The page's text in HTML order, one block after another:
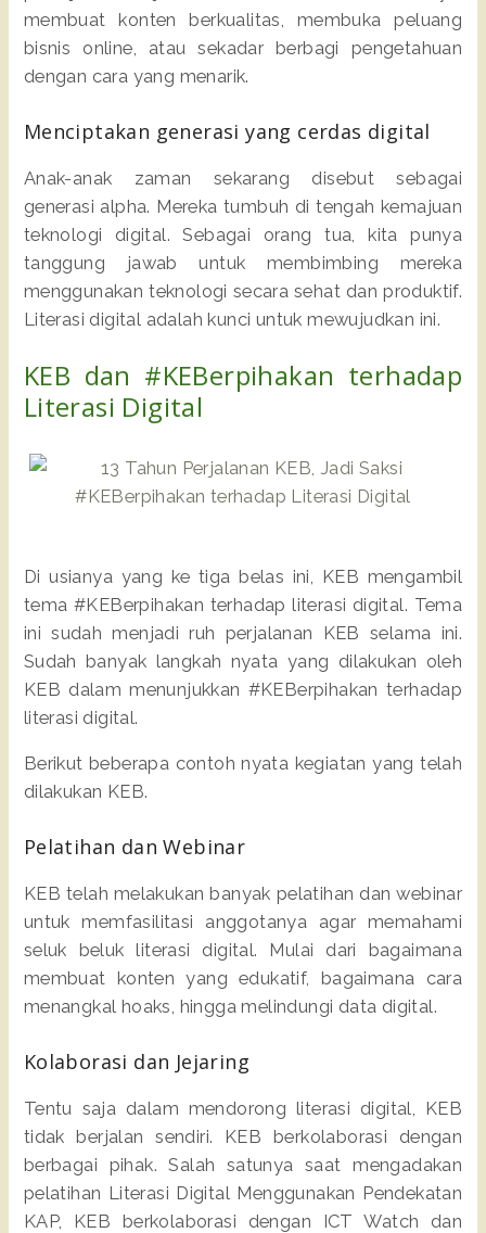
membuat konten berkualitas, membuka peluang
bisnis online, atau sekadar berbagi pengetahuan
dengan cara yang menarik.
Menciptakan generasi yang cerdas digital
Anak-anak zaman sekarang disebut sebagai
generasi alpha. Mereka tumbuh di tengah kemajuan
teknologi digital. Sebagai orang tua, kita punya
tanggung jawab untuk membimbing mereka
menggunakan teknologi secara sehat dan produktif.
Literasi digital adalah kunci untuk mewujudkan ini.
KEB dan #KEBerpihakan terhadap
Literasi Digital
Di usianya yang ke tiga belas ini, KEB mengambil
tema #KEBerpihakan terhadap literasi digital. Tema
ini sudah menjadi ruh perjalanan KEB selama ini.
Sudah banyak langkah nyata yang dilakukan oleh
KEB dalam menunjukkan #KEBerpihakan terhadap
literasi digital.
Berikut beberapa contoh nyata kegiatan yang telah
dilakukan KEB.
Pelatihan dan Webinar
KEB telah melakukan banyak pelatihan dan webinar
untuk memfasilitasi anggotanya agar memahami
seluk beluk literasi digital. Mulai dari bagaimana
membuat konten yang edukatif, bagaimana cara
menangkal hoaks, hingga melindungi data digital.
Kolaborasi dan Jejaring
Tentu saja dalam mendorong literasi digital, KEB
tidak berjalan sendiri. KEB berkolaborasi dengan
berbagai pihak. Salah satunya saat mengadakan
pelatihan Literasi Digital Menggunakan Pendekatan
KAP, KEB berkolaborasi dengan ICT Watch dan